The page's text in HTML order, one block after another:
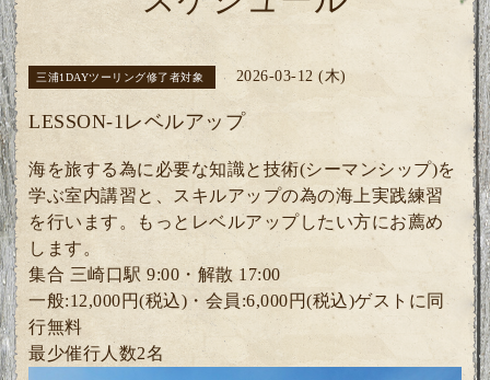
三浦1DAYツーリング修了者対象 2026-03-12 (木)
LESSON-1レベルアップ
海を旅する為に必要な知識と技術(シーマンシップ)を
学ぶ室内講習と、スキルアップの為の海上実践練習
を行います。
もっとレベルアップしたい方にお薦め
します。
集合 三崎口駅 9:00・解散 17:00
一般:12,000円(税込)・会員:6,000円(税込)ゲスト に同
行無料
最少催行人数2名